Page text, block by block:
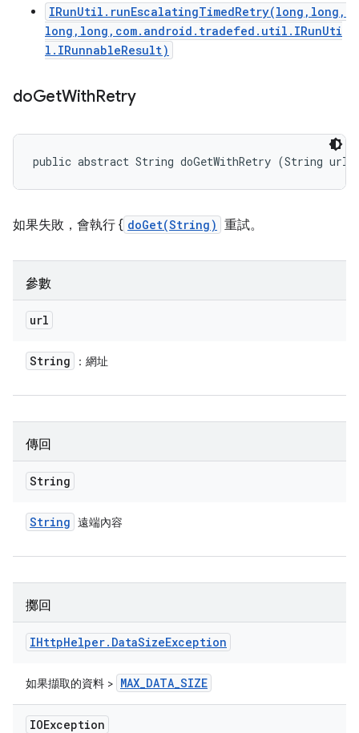
IRunUtil.runEscalatingTimedRetry(long,long,
long,long,com.android.tradefed.util.IRunUti
l.IRunnableResult)
doGetWithRetry
public abstract String doGetWithRetry (String url)
如果失敗，會執行 { doGet(String) 重試。
參數
url
String ：網址
傳回
String
String 遠端內容
擲回
IHttpHelper. DataSizeException
如果擷取的資料 > MAX_DATA_SIZE
IOException